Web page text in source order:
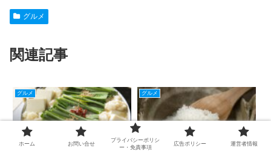
グルメ
関連記事
グルメ グルメ
ホーム お問い合せ
プライバシーポリシ
ー・免責事項
広告ポリシー 運営者情報